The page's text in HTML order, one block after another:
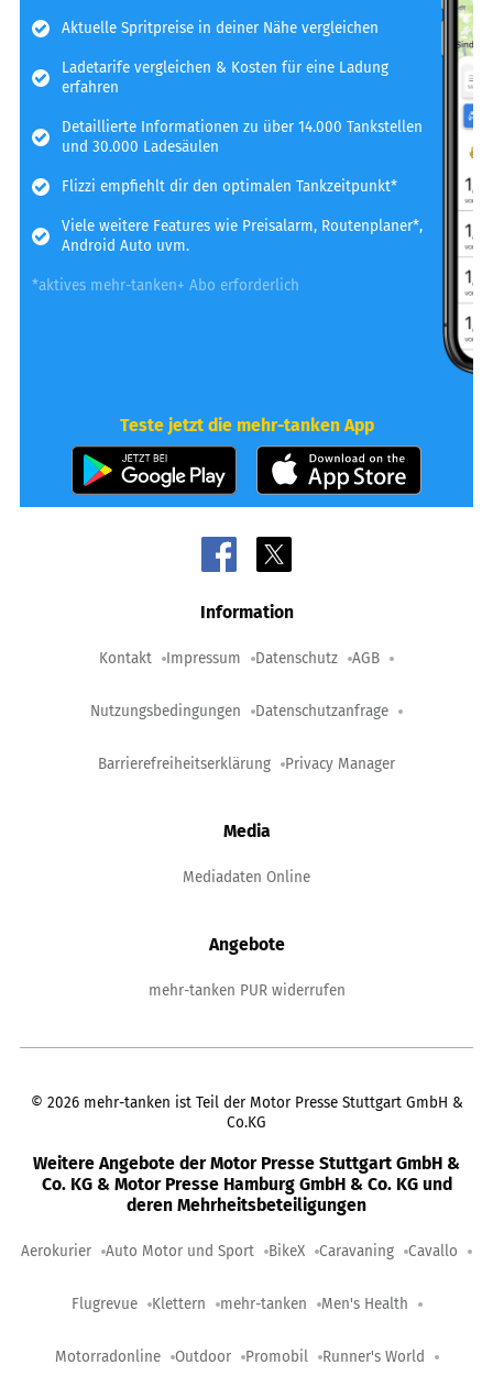
Aktuelle Spritpreise in deiner Nähe vergleichen
Ladetarife vergleichen & Kosten für eine Ladung
erfahren
Detaillierte Informationen zu über 14.000 Tankstellen
und 30.000 Ladesäulen
Flizzi empfiehlt dir den optimalen Tankzeitpunkt*
Viele weitere Features wie Preisalarm, Routenplaner*,
Android Auto uvm.
*aktives mehr-tanken+ Abo erforderlich
Teste jetzt die mehr-tanken App
Information
Kontakt Impressum Datenschutz AGB
Nutzungsbedingungen Datenschutzanfrage
Barrierefreiheitserklärung Privacy Manager
Media
Mediadaten Online
Angebote
mehr-tanken PUR widerrufen
© 2026 mehr-tanken ist Teil der Motor Presse Stuttgart GmbH &
Co.KG
Weitere Angebote der Motor Presse Stuttgart GmbH &
Co. KG & Motor Presse Hamburg GmbH & Co. KG und
deren Mehrheitsbeteiligungen
Aerokurier Auto Motor und Sport BikeX Caravaning Cavallo
Flugrevue Klettern mehr-tanken Men's Health
Motorradonline Outdoor Promobil Runner's World